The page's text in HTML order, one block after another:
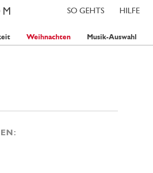
HILFE
SO GEHTS
Weihnachten Musik-Auswahl